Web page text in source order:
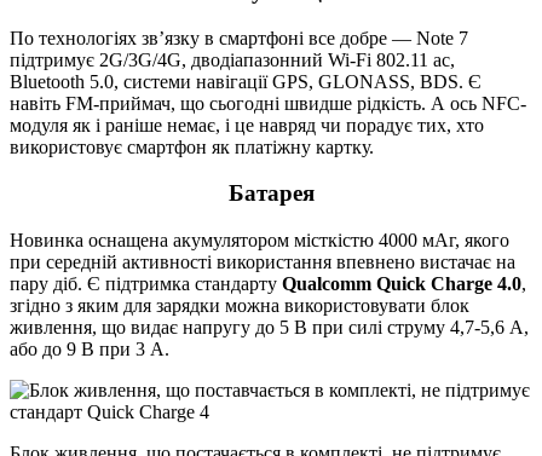
По технологіях зв’язку в смартфоні все добре — Note 7
підтримує 2G/3G/4G, дводіапазонний Wi-Fi 802.11 ac,
Bluetooth 5.0, системи навігації GPS, GLONASS, BDS. Є
навіть FM-приймач, що сьогодні швидше рідкість. А ось NFC-
модуля як і раніше немає, і це навряд чи порадує тих, хто
використовує смартфон як платіжну картку.
Батарея
Новинка оснащена акумулятором місткістю 4000 мАг, якого
при середній активності використання впевнено вистачає на
пару діб. Є підтримка стандарту Qualcomm Quick Charge 4.0,
згідно з яким для зарядки можна використовувати блок
живлення, що видає напругу до 5 В при силі струму 4,7-5,6 А,
або до 9 В при 3 А.